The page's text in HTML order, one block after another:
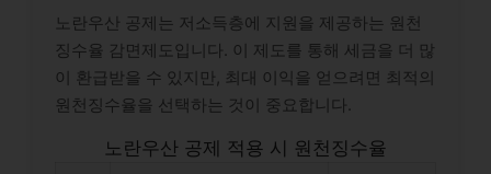
노란우산 공제는 저소득층에 지원을 제공하는 원천
징수율 감면제도입니다. 이 제도를 통해 세금을 더 많
이 환급받을 수 있지만, 최대 이익을 얻으려면 최적의
원천징수율을 선택하는 것이 중요합니다.
노란우산 공제 적용 시 원천징수율